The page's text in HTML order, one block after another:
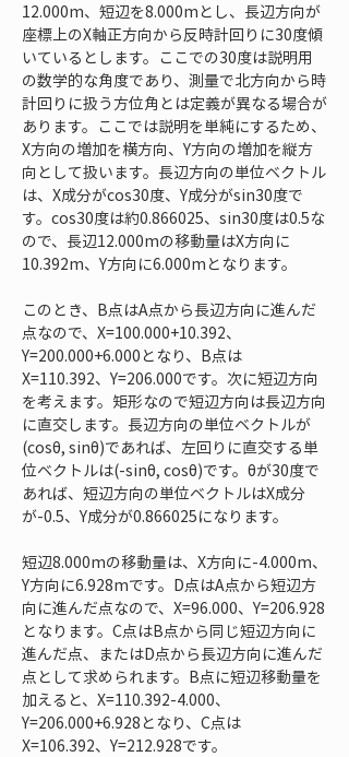
12.000m、短辺を8.000mとし、長辺方向が
座標上のX軸正方向から反時計回りに30度傾
いているとします。ここでの30度は説明用
の数学的な角度であり、測量で北方向から時
計回りに扱う方位角とは定義が異なる場合が
あります。ここでは説明を単純にするため、
X方向の増加を横方向、Y方向の増加を縦方
向として扱います。長辺方向の単位ベクトル
は、X成分がcos30度、Y成分がsin30度で
す。cos30度は約0.866025、sin30度は0.5な
ので、長辺12.000mの移動量はX方向に
10.392m、Y方向に6.000mとなります。
このとき、B点はA点から長辺方向に進んだ
点なので、X=100.000+10.392、
Y=200.000+6.000となり、B点は
X=110.392、Y=206.000です。次に短辺方向
を考えます。矩形なので短辺方向は長辺方向
に直交します。長辺方向の単位ベクトルが
(cosθ, sinθ)であれば、左回りに直交する単
位ベクトルは(-sinθ, cosθ)です。θが30度で
あれば、短辺方向の単位ベクトルはX成分
が-0.5、Y成分が0.866025になります。
短辺8.000mの移動量は、X方向に-4.000m、
Y方向に6.928mです。D点はA点から短辺方
向に進んだ点なので、X=96.000、Y=206.928
となります。C点はB点から同じ短辺方向に
進んだ点、またはD点から長辺方向に進んだ
点として求められます。B点に短辺移動量を
加えると、X=110.392-4.000、
Y=206.000+6.928となり、C点は
X=106.392、Y=212.928です。